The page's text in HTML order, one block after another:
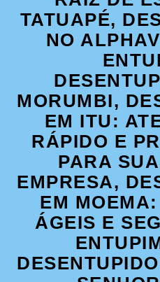
TATUAPÉ,
NO
MORUMBI,
EM ITU:
RÁPIDO E
PARA
EMPRESA,
EM
ÁGEIS E